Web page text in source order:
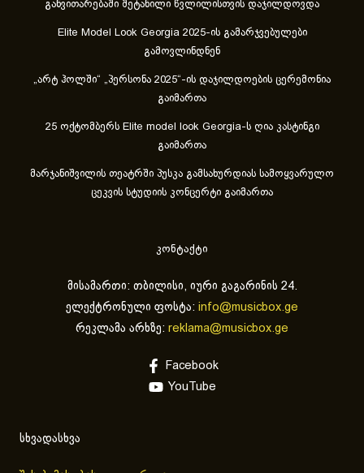
განვითარებაში შეტანილი წვლილისთვის დაჯილდოვდა
Elite Model Look Georgia 2025-ის გამარჯვებულები
გამოვლინდნენ
„არტ ჰოლში“ „პერსონა 2025“-ის დაჯილდოების ცერემონია
გაიმართა
25 ოქტომბერს Elite model look Georgia-ს ღია კასტინგი
გაიმართა
მარჯანიშვილის თეატრში პუსკა გამსახურდიას სამოყვარულო
ცეკვის სტუდიის კონცერტი გაიმართა
კონტაქტი
მისამართი: თბილისი, იური გაგარინის 24.
ელექტრონული ფოსტა: info@musicbox.ge
რეკლამა არხზე: reklama@musicbox.ge
Facebook
YouTube
სხვადასხვა